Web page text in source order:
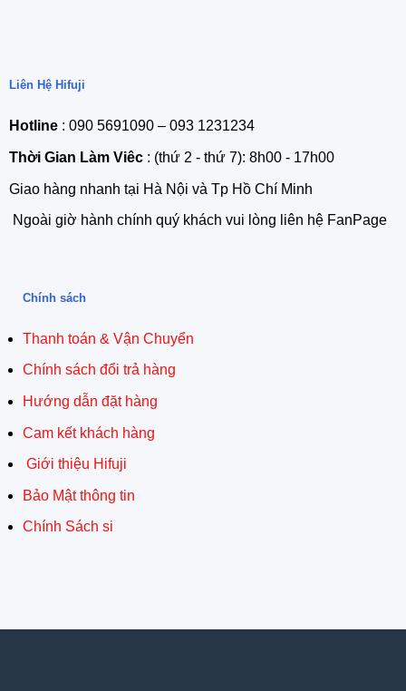
Liên Hệ Hifuji
Hotline: 090 5691090 – 093 1231234
Thời Gian Làm Viêc: (thứ 2 - thứ 7): 8h00 - 17h00
Giao hàng nhanh tại Hà Nội và Tp Hồ Chí Minh
Ngoài giờ hành chính quý khách vui lòng liên hệ FanPage
Chính sách
Thanh toán & Vận Chuyển
Chính sách đổi trả hàng
Hướng dẫn đặt hàng
Cam kết khách hàng
Giới thiệu Hifuji
Bảo Mật thông tin
Chính Sách si